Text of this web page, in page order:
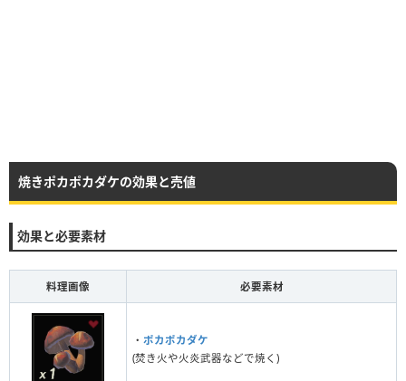
焼きポカポカダケの効果と売値
効果と必要素材
料理画像 必要素材
・ ポカポカダケ
(焚き火や火炎武器などで焼く)